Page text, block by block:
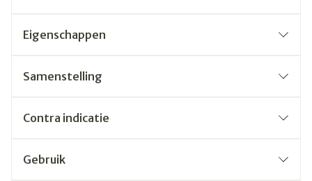
Eigenschappen
Samenstelling
Contra indicatie
Gebruik